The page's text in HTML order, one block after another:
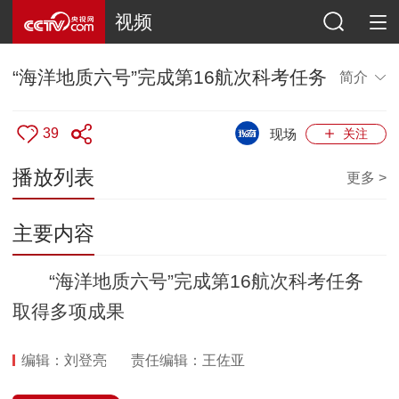
视频
“海洋地质六号”完成第16航次科考任务 简介
39 关注
现场
播放列表 更多 >
主要内容
“海洋地质六号”完成第16航次科考任务
取得多项成果
编辑：刘登亮 责任编辑：王佐亚